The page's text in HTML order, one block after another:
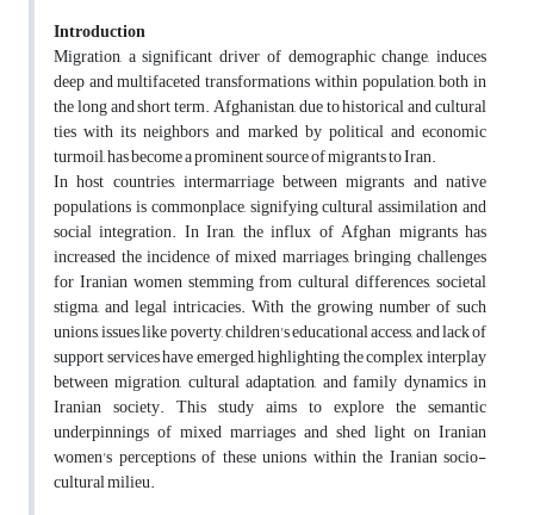
Introduction
Migration, a significant driver of demographic change, induces
deep and multifaceted transformations within population, both in
the long and short term. Afghanistan, due to historical and cultural
ties with its neighbors and marked by political and economic
turmoil, has become a prominent source of migrants to Iran.
In host countries, intermarriage between migrants and native
populations is commonplace, signifying cultural assimilation and
social integration. In Iran, the influx of Afghan migrants has
increased the incidence of mixed marriages, bringing challenges
for Iranian women stemming from cultural differences, societal
stigma, and legal intricacies. With the growing number of such
unions, issues like poverty, children's educational access, and lack of
support services have emerged, highlighting the complex interplay
between migration, cultural adaptation, and family dynamics in
Iranian society. This study aims to explore the semantic
underpinnings of mixed marriages and shed light on Iranian
women's perceptions of these unions within the Iranian socio-
cultural milieu.